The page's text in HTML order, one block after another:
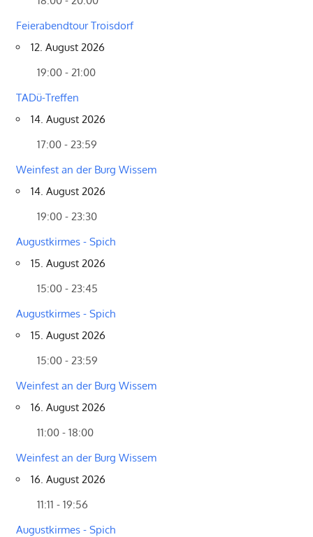
Feierabendtour Troisdorf
12. August 2026
19:00 - 21:00
TADü-Treffen
14. August 2026
17:00 - 23:59
Weinfest an der Burg Wissem
14. August 2026
19:00 - 23:30
Augustkirmes - Spich
15. August 2026
15:00 - 23:45
Augustkirmes - Spich
15. August 2026
15:00 - 23:59
Weinfest an der Burg Wissem
16. August 2026
11:00 - 18:00
Weinfest an der Burg Wissem
16. August 2026
11:11 - 19:56
Augustkirmes - Spich